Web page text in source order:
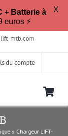
mtb.com
du compte
» Chargeur LIFT-
+ Batterie à
euros ⚡
X